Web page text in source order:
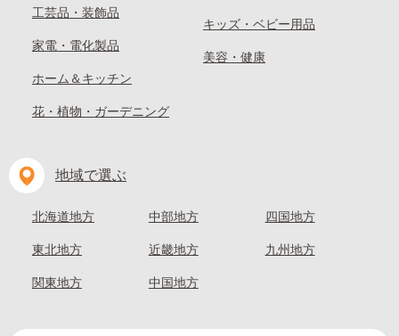
工芸品・装飾品
家電・電化製品
ホーム＆キッチン
花・植物・ガーデニング
キッズ・ベビー用品
美容・健康
地域で選ぶ
北海道地方
東北地方
関東地方
中部地方
近畿地方
中国地方
四国地方
九州地方